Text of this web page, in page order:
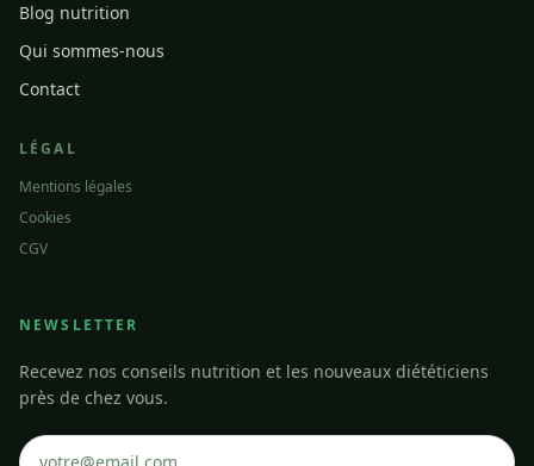
Blog nutrition
Qui sommes-nous
Contact
LÉGAL
Mentions légales
Cookies
CGV
NEWSLETTER
Recevez nos conseils nutrition et les nouveaux diététiciens
près de chez vous.